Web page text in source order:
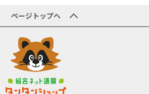
ページトップへ